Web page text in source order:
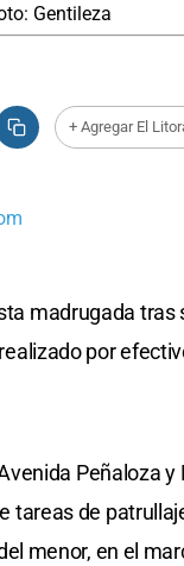
Gentileza
+ Agregar El
madrugada tras
por
Peñaloza y
tareas de
menor, en el